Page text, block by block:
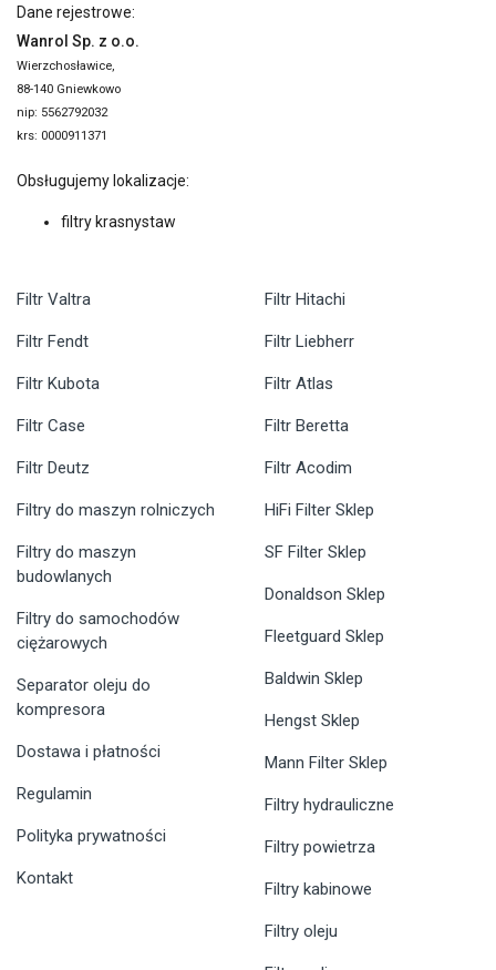
Dane rejestrowe:
Wanrol Sp. z o.o.
Wierzchosławice,
88-140 Gniewkowo
nip: 5562792032
krs: 0000911371
Obsługujemy lokalizacje:
filtry krasnystaw
Filtr Valtra
Filtr Fendt
Filtr Kubota
Filtr Case
Filtr Deutz
Filtr Hitachi
Filtr Liebherr
Filtr Atlas
Filtr Beretta
Filtr Acodim
Filtry do maszyn rolniczych
Filtry do maszyn
budowlanych
Filtry do samochodów
ciężarowych
Separator oleju do
kompresora
Dostawa i płatności
Regulamin
Polityka prywatności
Kontakt
HiFi Filter Sklep
SF Filter Sklep
Donaldson Sklep
Fleetguard Sklep
Baldwin Sklep
Hengst Sklep
Mann Filter Sklep
Filtry hydrauliczne
Filtry powietrza
Filtry kabinowe
Filtry oleju